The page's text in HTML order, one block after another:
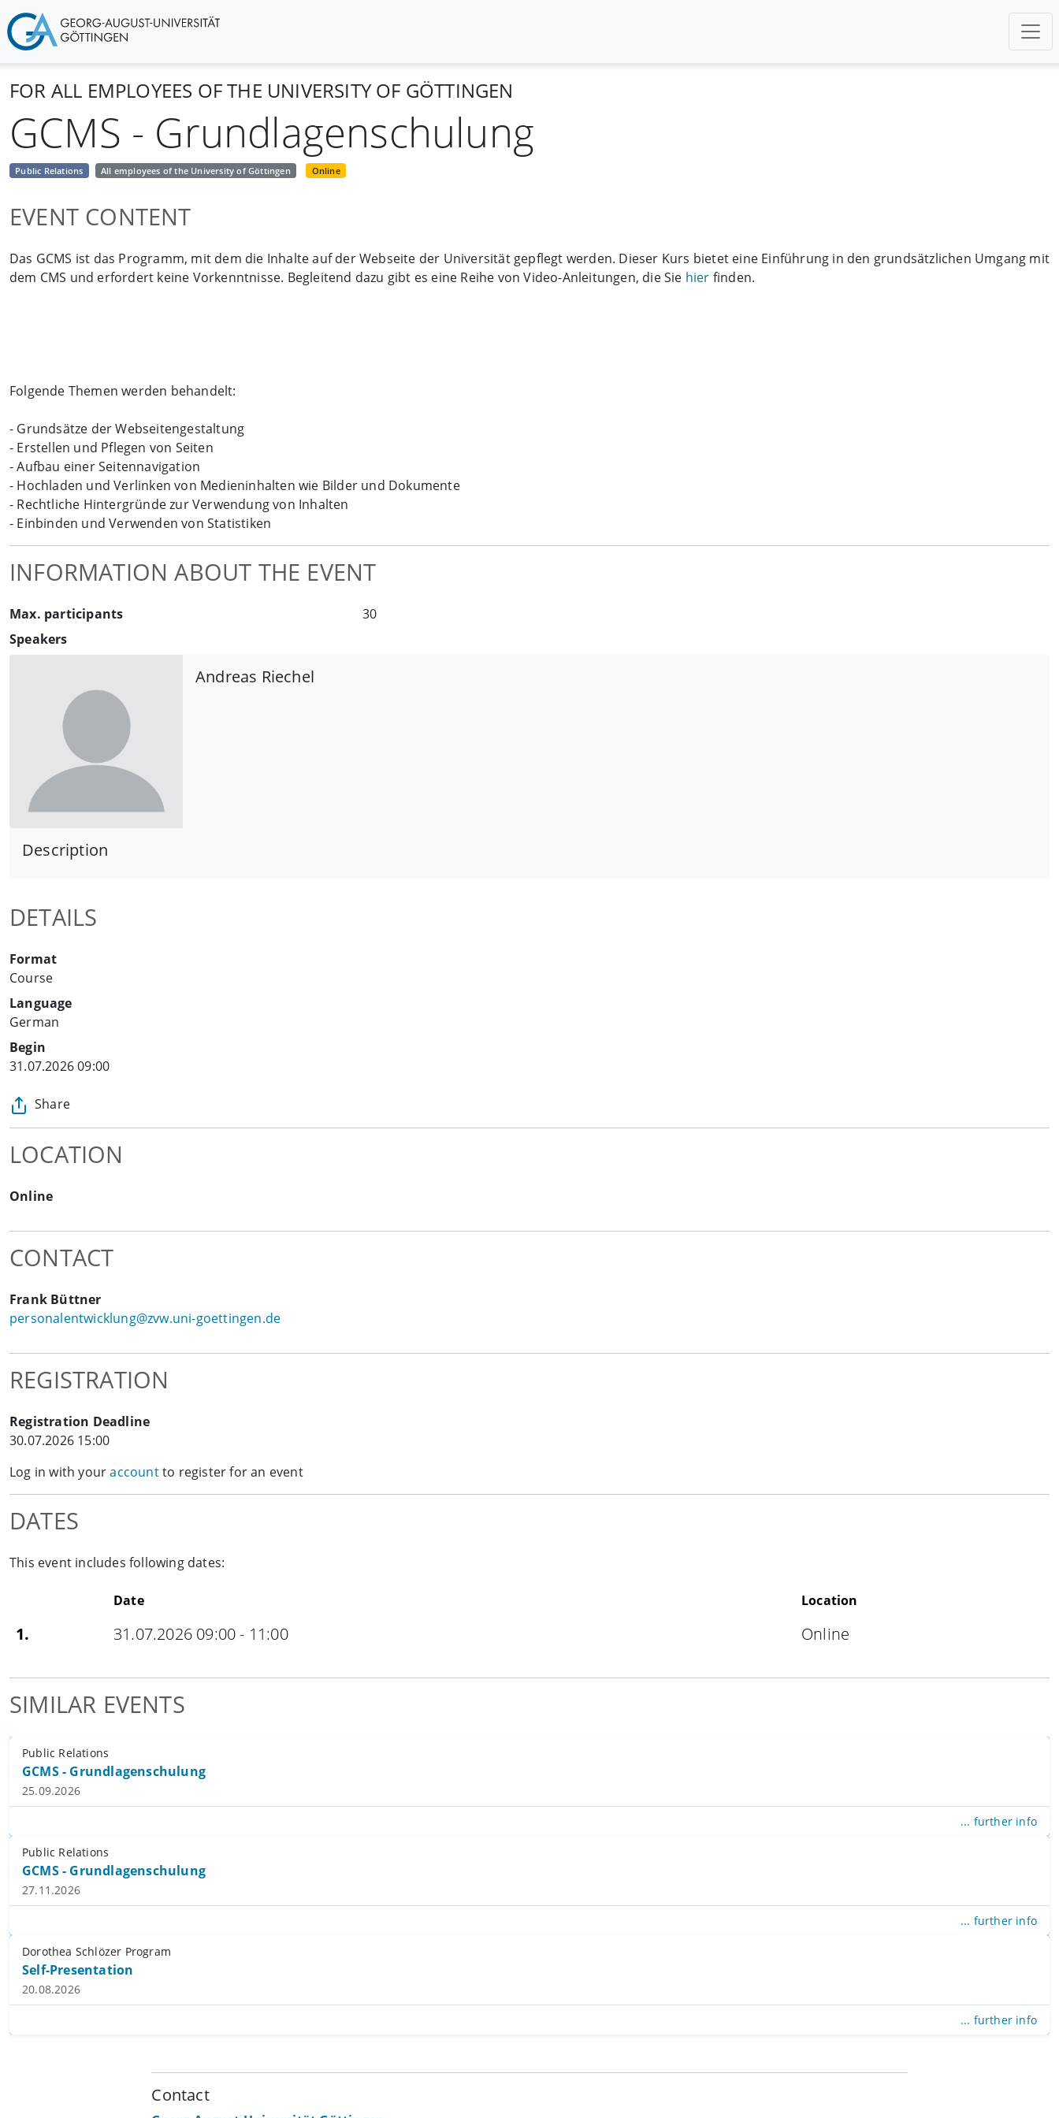
FOR ALL EMPLOYEES OF THE UNIVERSITY OF GÖTTINGEN
GCMS - Grundlagenschulung
Public Relations All employees of the University of Göttingen Online
EVENT CONTENT
Das GCMS ist das Programm, mit dem die Inhalte auf der Webseite der Universität gepflegt werden. Dieser Kurs bietet eine Einführung in den grundsätzlichen Umgang mit
dem CMS und erfordert keine Vorkenntnisse. Begleitend dazu gibt es eine Reihe von Video-Anleitungen, die Sie hier finden.
Folgende Themen werden behandelt:
- Grundsätze der Webseitengestaltung
- Erstellen und Pflegen von Seiten
- Aufbau einer Seitennavigation
- Hochladen und Verlinken von Medieninhalten wie Bilder und Dokumente
- Rechtliche Hintergründe zur Verwendung von Inhalten
- Einbinden und Verwenden von Statistiken
INFORMATION ABOUT THE EVENT
Max. participants
30
Speakers
Andreas Riechel
Description
DETAILS
Format
Course
Language
German
Begin
31.07.2026 09:00
Share
LOCATION
Online
CONTACT
Frank Büttner
personalentwicklung@zvw.uni-goettingen.de
REGISTRATION
Registration Deadline
30.07.2026 15:00
Log in with youraccountto register for an event
DATES
This event includes following dates:
Date Location
1. 31.07.2026 09:00 - 11:00 Online
SIMILAR EVENTS
Public Relations
GCMS - Grundlagenschulung
25.09.2026
... further info
Public Relations
GCMS - Grundlagenschulung
27.11.2026
... further info
Dorothea Schlözer Program
Self-Presentation
20.08.2026
... further info
Contact